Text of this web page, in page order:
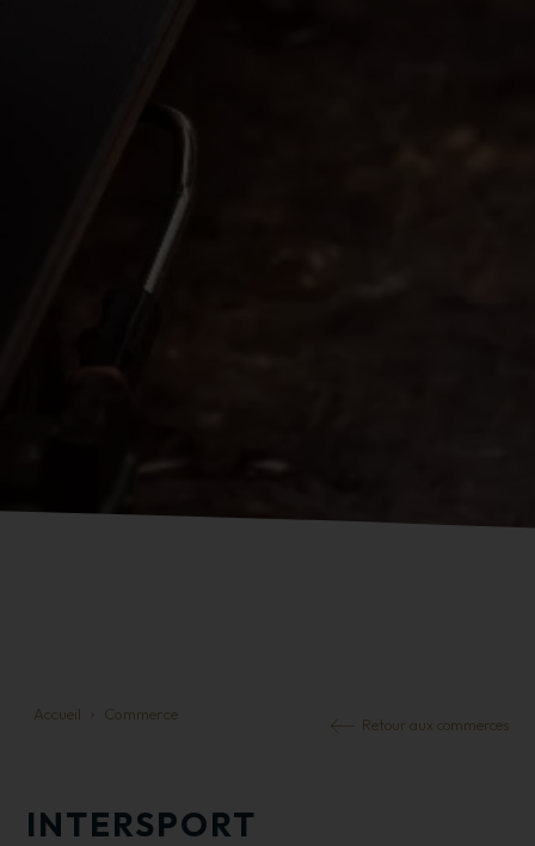
Accueil Commerce
Retour aux commerces
INTERSPORT